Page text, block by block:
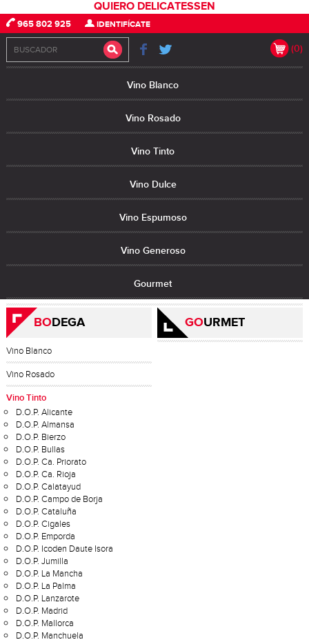
965 802 925 IDENTIFÍCATE
(0)
Vino Blanco
Vino Rosado
Vino Tinto
Vino Dulce
Vino Espumoso
Vino Generoso
Gourmet
QUIERO DELICATESSEN
BODEGA
Vino Blanco
Vino Rosado
Vino Tinto
D.O.P. Alicante
D.O.P. Almansa
D.O.P. Bierzo
D.O.P. Bullas
D.O.P. Ca. Priorato
D.O.P. Ca. Rioja
D.O.P. Calatayud
D.O.P. Campo de Borja
D.O.P. Cataluña
D.O.P. Cigales
D.O.P. Emporda
D.O.P. Icoden Daute Isora
D.O.P. Jumilla
D.O.P. La Mancha
D.O.P. La Palma
D.O.P. Lanzarote
D.O.P. Madrid
D.O.P. Mallorca
D.O.P. Manchuela
GOURMET